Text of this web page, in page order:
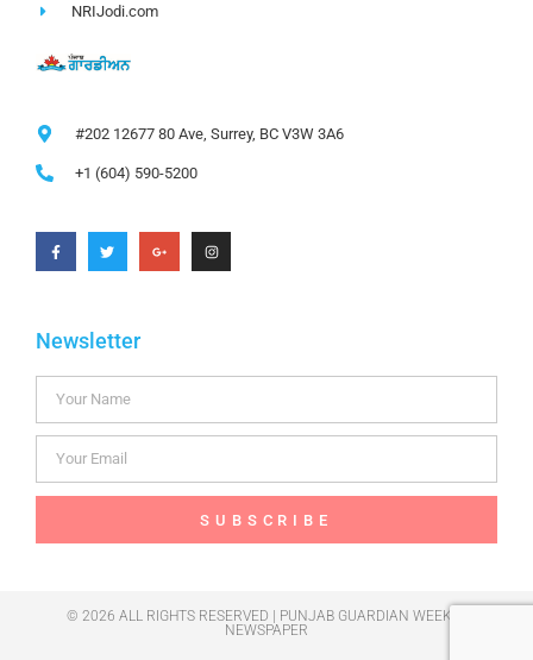
NRIJodi.com
#202 12677 80 Ave, Surrey, BC V3W 3A6
+1 (604) 590-5200
Newsletter
SUBSCRIBE
© 2026 ALL RIGHTS RESERVED | PUNJAB GUARDIAN WEEKLY
NEWSPAPER